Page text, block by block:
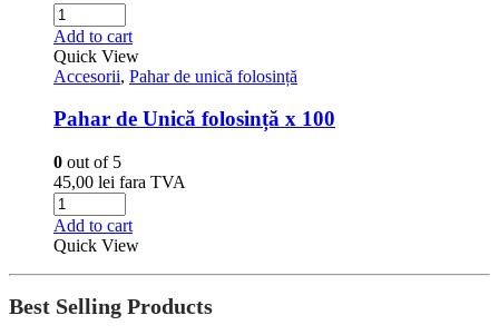
Add to cart
Quick View
Accesorii, Pahar de unică folosință
Pahar de Unică folosință x 100
0 out of 5
45,00 lei fara TVA
Add to cart
Quick View
Best Selling Products